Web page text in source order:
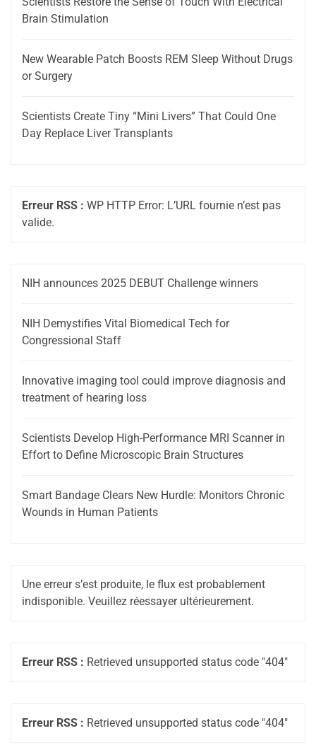
Brain Stimulation
New Wearable Patch Boosts REM Sleep Without Drugs
or Surgery
Scientists Create Tiny “Mini Livers” That Could One
Day Replace Liver Transplants
Erreur RSS : WP HTTP Error: L’URL fournie n’est pas
valide.
NIH announces 2025 DEBUT Challenge winners
NIH Demystifies Vital Biomedical Tech for
Congressional Staff
Innovative imaging tool could improve diagnosis and
treatment of hearing loss
Scientists Develop High-Performance MRI Scanner in
Effort to Define Microscopic Brain Structures
Smart Bandage Clears New Hurdle: Monitors Chronic
Wounds in Human Patients
Une erreur s’est produite, le flux est probablement
indisponible. Veuillez réessayer ultérieurement.
Erreur RSS : Retrieved unsupported status code "404"
Erreur RSS : Retrieved unsupported status code "404"